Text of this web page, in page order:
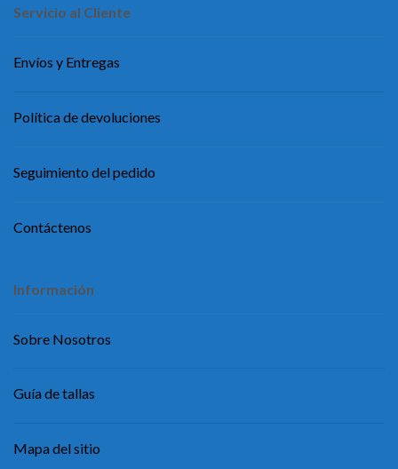
Servicio al Cliente
Envíos y Entregas
Política de devoluciones
Seguimiento del pedido
Contáctenos
Información
Sobre Nosotros
Guía de tallas
Mapa del sitio